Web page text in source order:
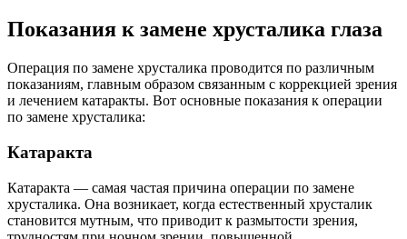
Показания к замене хрусталика глаза
Операция по замене хрусталика проводится по различным
показаниям, главным образом связанным с коррекцией зрения
и лечением катаракты. Вот основные показания к операции
по замене хрусталика:
Катаракта
Катаракта — самая частая причина операции по замене
хрусталика. Она возникает, когда естественный хрусталик
становится мутным, что приводит к размытости зрения,